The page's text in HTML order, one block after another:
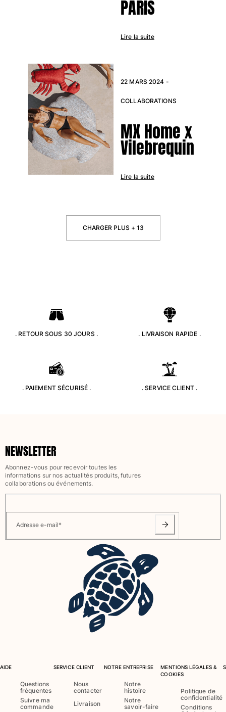
PARIS
Lire la suite
22 MARS 2024 -
COLLABORATIONS
MX Home x
Vilebrequin
Lire la suite
CHARGER PLUS + 13
. RETOUR SOUS 30 JOURS . . LIVRAISON RAPIDE .
. PAIEMENT SÉCURISÉ . . SERVICE CLIENT .
NEWSLETTER
Abonnez-vous pour recevoir toutes les
informations sur nos actualités produits, futures
collaborations ou événements.
Adresse e-mail*
AIDE
Questions
fréquentes
Suivre ma
commande
SERVICE CLIENT
Nous
contacter
Livraison
NOTRE ENTREPRISE
Notre
histoire
Notre
savoir-faire
MENTIONS LÉGALES &
COOKIES
Politique de
confidentialité
Conditions